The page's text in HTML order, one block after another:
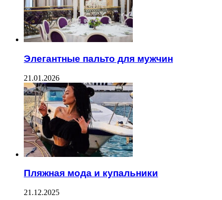
Элегантные пальто для мужчин
21.01.2026
Пляжная мода и купальники
21.12.2025